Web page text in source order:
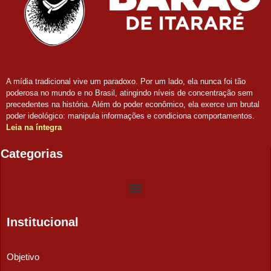
A mídia tradicional vive um paradoxo. Por um lado, ela nunca foi tão
poderosa no mundo e no Brasil, atingindo níveis de concentração sem
precedentes na história. Além do poder econômico, ela exerce um brutal
poder ideológico: manipula informações e condiciona comportamentos.
Leia na íntegra
Categorias
Institucional
Objetivo